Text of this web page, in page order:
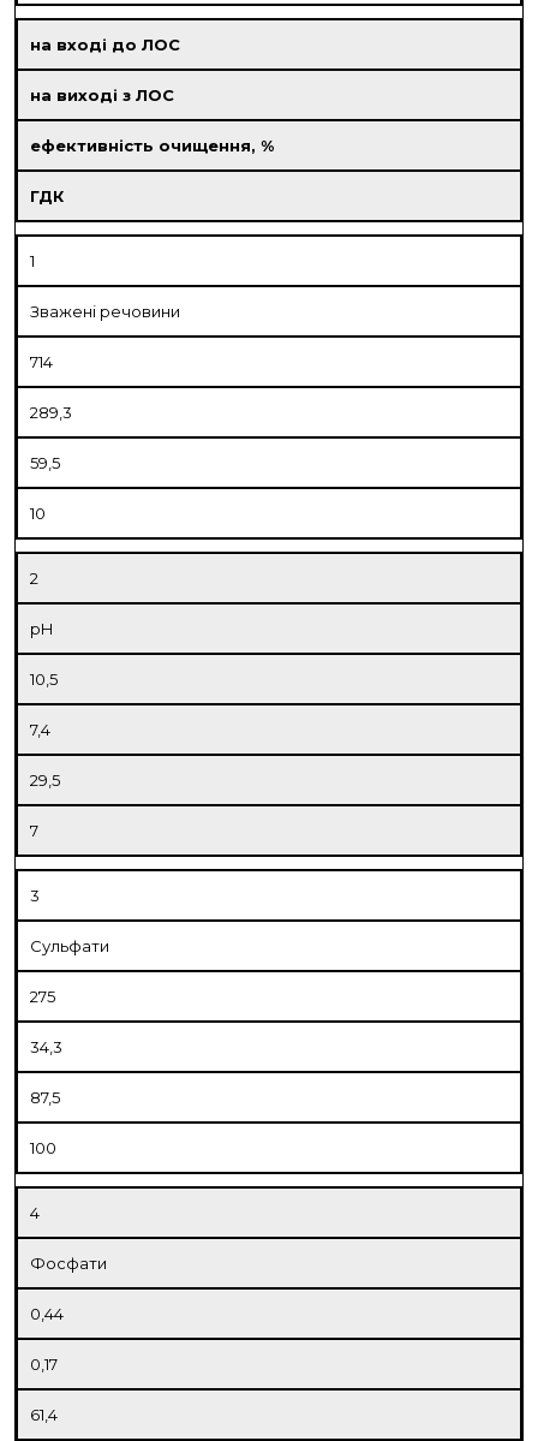
на вході до ЛОС
на виході з ЛОС
ефективність очищення, %
ГДК
1
Зважені речовини
714
289,3
59,5
10
2
рН
10,5
7,4
29,5
7
3
Сульфати
275
34,3
87,5
100
4
Фосфати
0,44
0,17
61,4